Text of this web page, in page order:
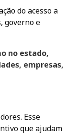
do acesso a
governo e
no estado,
empresas,
Esse
que ajudam